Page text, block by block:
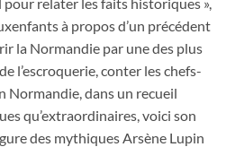
à propos d’un précédent
la Normandie par une des plus
l’escroquerie, conter les chefs-
Normandie, dans un recueil
qu’extraordinaires, voici son
des mythiques Arsène Lupin